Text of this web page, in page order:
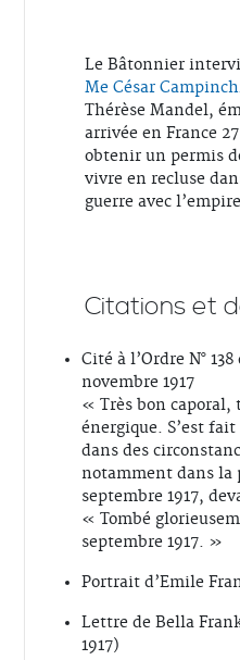
Le Bâtonnier
Me César
Thérèse Mandel,
arrivée en France
obtenir un permis
vivre en recluse
guerre avec
Citations et
Cité à l’Ordre N°
novembre 1917
« Très bon caporal,
énergique. S’est
dans des
notamment dans la
septembre 1917,
« Tombé
septembre 1917. »
Portrait d’Emile
Lettre de Bella
1917)